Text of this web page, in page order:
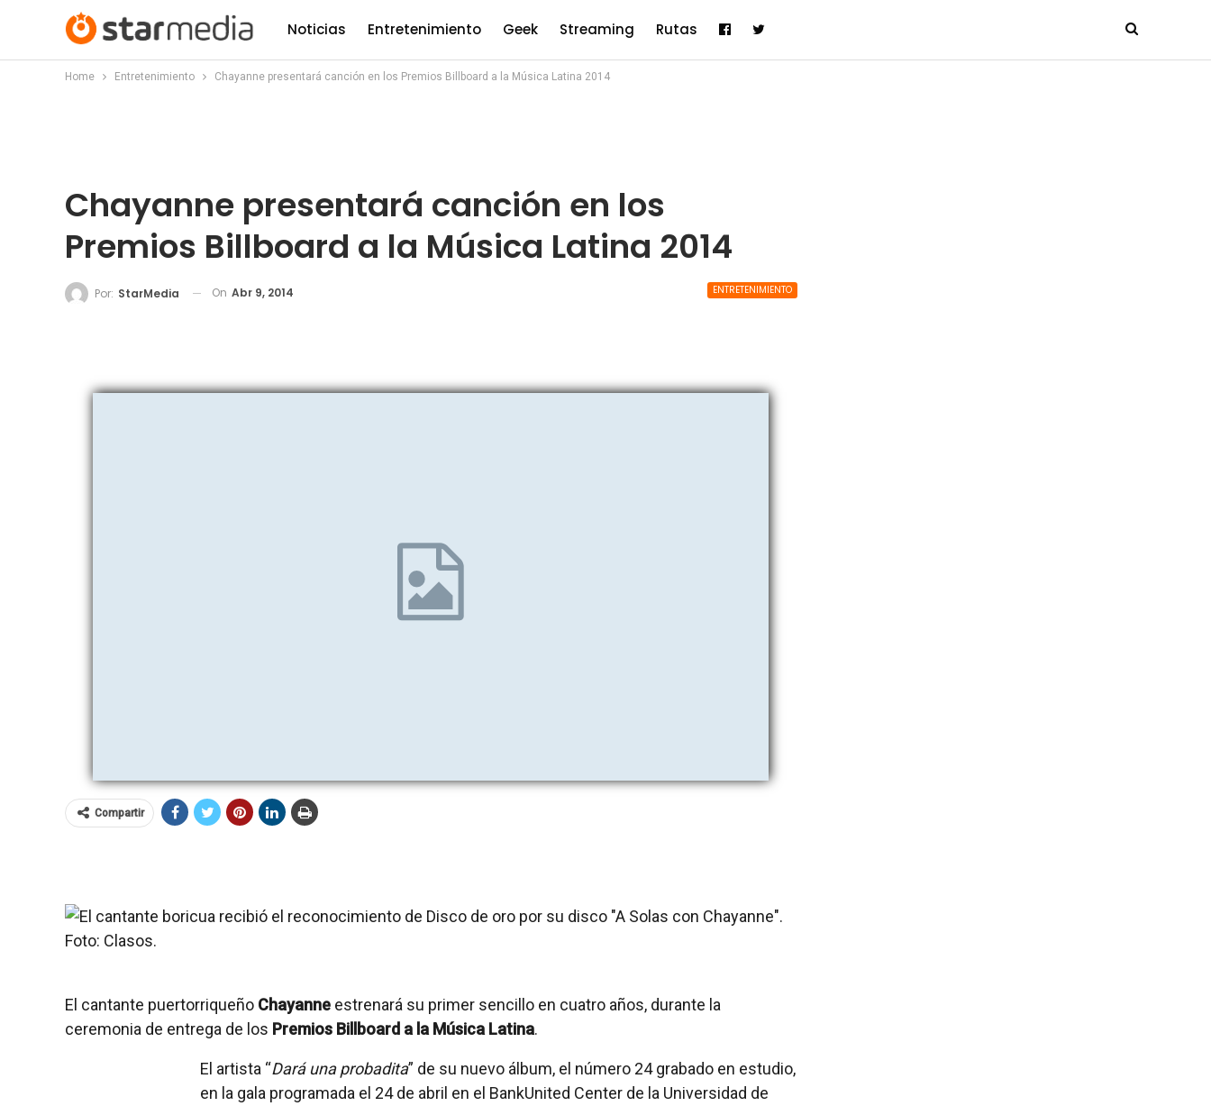
Noticias Entretenimiento Geek Streaming Rutas
Home Entretenimiento Chayanne presentará canción en los Premios Billboard a la Música Latina 2014
Chayanne presentará canción en los
Premios Billboard a la Música Latina 2014
ENTRETENIMIENTO
Por: StarMedia On Abr 9, 2014
Compartir
El cantante puertorriqueño Chayanne estrenará su primer sencillo en cuatro años, durante la
ceremonia de entrega de los Premios Billboard a la Música Latina.
El artista “Dará una probadita” de su nuevo álbum, el número 24 grabado en estudio,
en la gala programada el 24 de abril en el BankUnited Center de la Universidad de